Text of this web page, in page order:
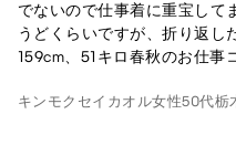
でないので仕事着に重宝して
うどくらいですが、折り返し
159cm、51キロ春秋のお仕事
キンモクセイカオル女性50代栃